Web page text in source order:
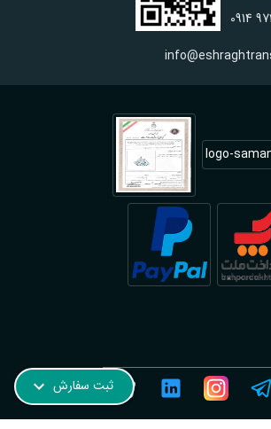
0914
نروژی در فیروزآباد؛ فوری و آنلاینثبت سفارش